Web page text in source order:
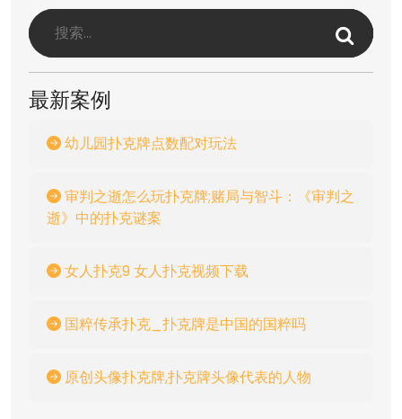
最新案例
幼儿园扑克牌点数配对玩法
审判之逝怎么玩扑克牌;赌局与智斗：《审判之
逝》中的扑克谜案
女人扑克9 女人扑克视频下载
国粹传承扑克_扑克牌是中国的国粹吗
原创头像扑克牌,扑克牌头像代表的人物